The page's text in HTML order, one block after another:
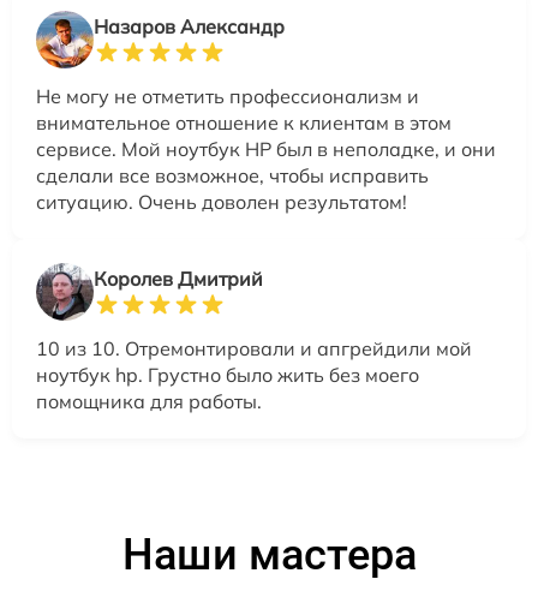
Назаров Александр
Не могу не отметить профессионализм и
внимательное отношение к клиентам в этом
сервисе. Мой ноутбук HP был в неполадке, и они
сделали все возможное, чтобы исправить
ситуацию. Очень доволен результатом!
Королев Дмитрий
10 из 10. Отремонтировали и апгрейдили мой
ноутбук hp. Грустно было жить без моего
помощника для работы.
Наши мастера